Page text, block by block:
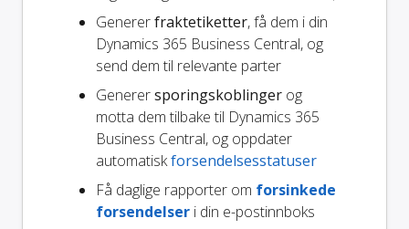
Genererfraktetiketter, få dem i din
Dynamics 365 Business Central, og
send dem til relevante parter
Generersporingskoblinger og
motta dem tilbake til Dynamics 365
Business Central, og oppdater
automatiskforsendelsesstatuser
Få daglige rapporter om forsinkede
forsendelser i din e-postinnboks